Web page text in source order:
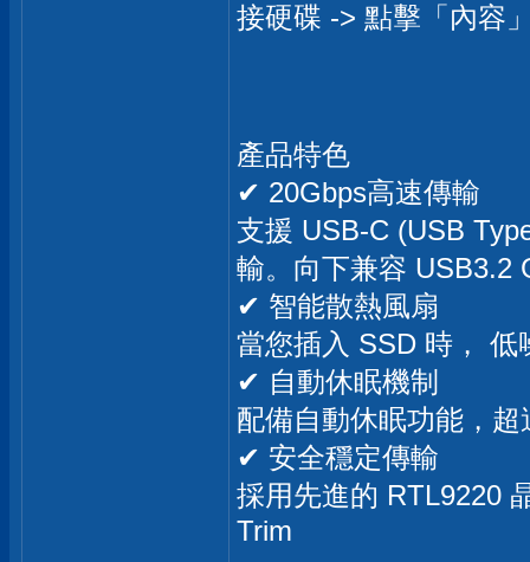
接硬碟 -> 點擊「內容
產品特色
✔ 20Gbps高速傳輸
支援 USB-C (USB
輸。向下兼容 USB3.2
✔ 智能散熱風扇
當您插入 SSD 時， 低
✔ 自動休眠機制
配備自動休眠功能，
✔ 安全穩定傳輸
採用先進的 RTL9220
Trim